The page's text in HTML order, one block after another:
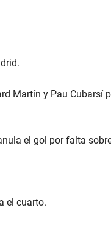
Martín y Pau Cubarsí
el gol por falta
el cuarto.